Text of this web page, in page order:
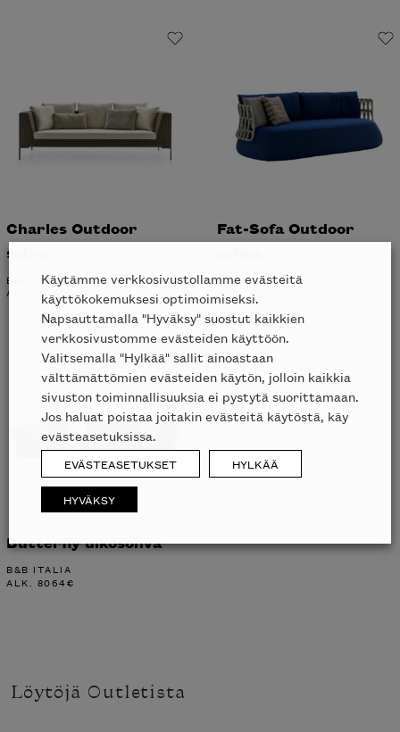
Charles Outdoor
sohva
B&B ITALIA
ALK. 5834 €
Fat-Sofa Outdoor
B&B ITALIA
ALK. 7239
Butterfly ulkosohva
B&B ITALIA
ALK. 8064€
Löytöjä Outletista
Käytämme verkkosivustollamme evästeitä
käyttökokemuksesi optimoimiseksi.
Napsauttamalla "Hyväksy" suostut kaikkien
verkkosivustomme evästeiden käyttöön.
Valitsemalla "Hylkää" sallit ainoastaan
välttämättömien evästeiden käytön, jolloin kaikkia
sivuston toiminnallisuuksia ei pystytä suorittamaan.
Jos haluat poistaa joitakin evästeitä käytöstä, käy
evästeasetuksissa.
EVÄSTEASETUKSET HYLKÄÄ
HYVÄKSY